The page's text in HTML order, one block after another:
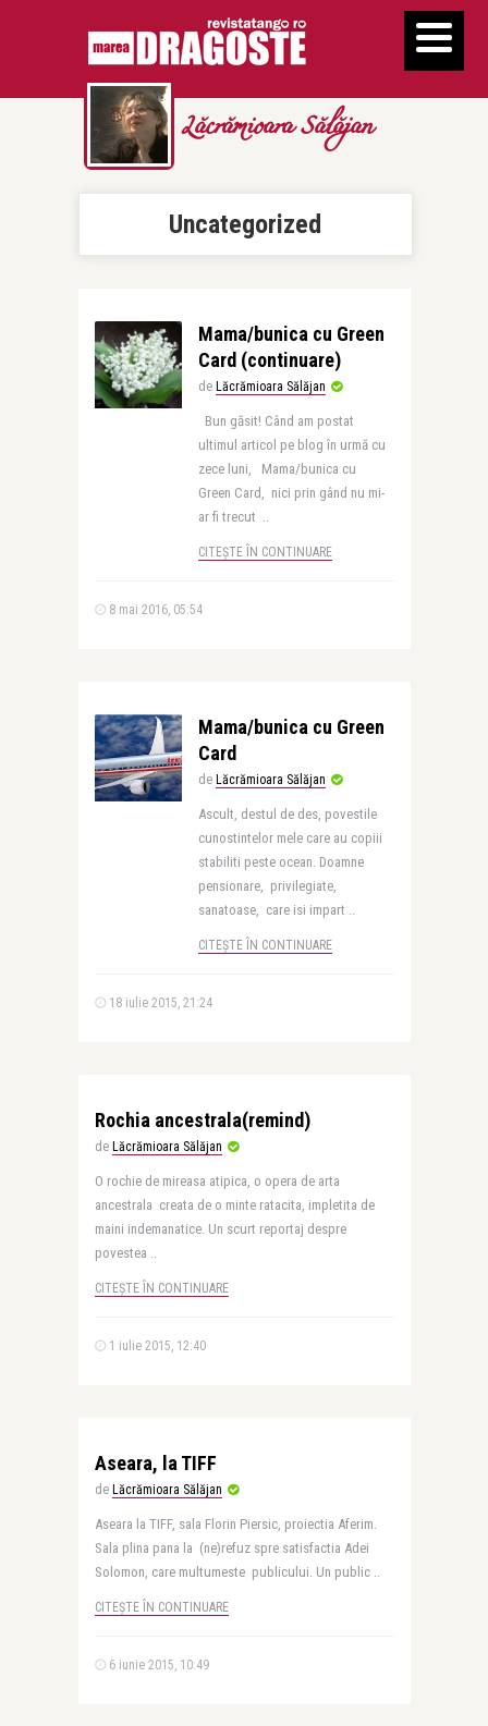
Lăcrămioara Sălăjan
Uncategorized
Mama/bunica cu Green
Card (continuare)
de Lăcrămioara Sălăjan
Bun găsit! Când am postat
ultimul articol pe blog în urmă cu
zece luni, Mama/bunica cu
Green Card, nici prin gând nu mi-
ar fi trecut ..
CITEȘTE ÎN CONTINUARE
8 mai 2016, 05:54
Mama/bunica cu Green
Card
de Lăcrămioara Sălăjan
Ascult, destul de des, povestile
cunostintelor mele care au copiii
stabiliti peste ocean. Doamne
pensionare, privilegiate,
sanatoase, care isi impart ..
CITEȘTE ÎN CONTINUARE
18 iulie 2015, 21:24
Rochia ancestrala(remind)
de Lăcrămioara Sălăjan
O rochie de mireasa atipica, o opera de arta
ancestrala creata de o minte ratacita, impletita de
maini indemanatice. Un scurt reportaj despre
povestea ..
CITEȘTE ÎN CONTINUARE
1 iulie 2015, 12:40
Aseara, la TIFF
de Lăcrămioara Sălăjan
Aseara la TIFF, sala Florin Piersic, proiectia Aferim.
Sala plina pana la (ne)refuz spre satisfactia Adei
Solomon, care multumeste publicului. Un public ..
CITEȘTE ÎN CONTINUARE
6 iunie 2015, 10:49